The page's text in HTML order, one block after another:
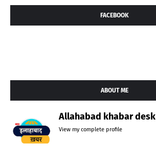
FACEBOOK
ABOUT ME
Allahabad khabar desk
View my complete profile